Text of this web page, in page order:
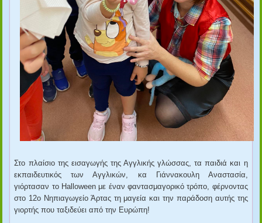
Στο πλαίσιο της εισαγωγής της Αγγλικής γλώσσας, τα παιδιά και η
εκπαιδευτικός των Αγγλικών, κα Γιάννακουλη Αναστασία,
γιόρτασαν το Halloween με έναν φαντασμαγορικό τρόπο, φέρνοντας
στο 12ο Νηπιαγωγείο Άρτας τη μαγεία και την παράδοση αυτής της
γιορτής που ταξιδεύει από την Ευρώπη!